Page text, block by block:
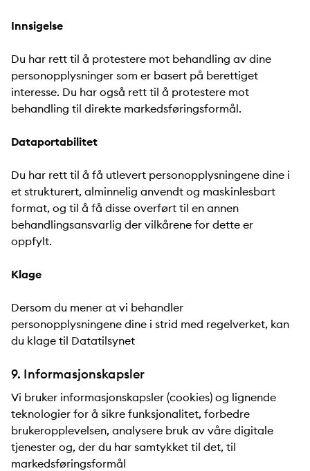
Innsigelse
Du har rett til å protestere mot behandling av dine
personopplysninger som er basert på berettiget
interesse. Du har også rett til å protestere mot
behandling til direkte markedsføringsformål.
Dataportabilitet
Du har rett til å få utlevert personopplysningene dine i
et strukturert, alminnelig anvendt og maskinlesbart
format, og til å få disse overført til en annen
behandlingsansvarlig der vilkårene for dette er
oppfylt.
Klage
Dersom du mener at vi behandler
personopplysningene dine i strid med regelverket, kan
du klage til Datatilsynet
9. Informasjonskapsler
Vi bruker informasjonskapsler (cookies) og lignende
teknologier for å sikre funksjonalitet, forbedre
brukeropplevelsen, analysere bruk av våre digitale
tjenester og, der du har samtykket til det, til
markedsføringsformål